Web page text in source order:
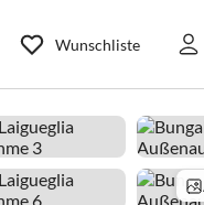
Wunschliste